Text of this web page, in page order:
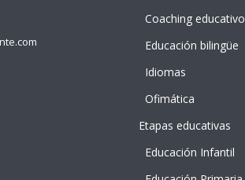
Coaching educativo
Educación bilingüe
Idiomas
Ofimática
Etapas educativas
Educación Infantil